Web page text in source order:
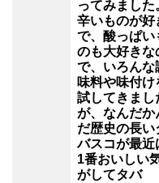
ってみました
辛いものが好
で、酸っぱい
のも大好きな
で、いろんな
味料や味付け
試してきまし
が、なんだか
だ歴史の長い
バスコが最近
1番おいしい
がしてタバ